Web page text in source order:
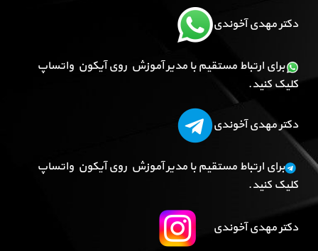
دکتر مهدی آخوندی
برای ارتباط مستقیم با مدیر آموزش روی آیکون واتساپ
کلیک کنید.
دکتر مهدی آخوندی
برای ارتباط مستقیم با مدیر آموزش روی آیکون واتساپ
کلیک کنید.
دکتر مهدی آخوندی